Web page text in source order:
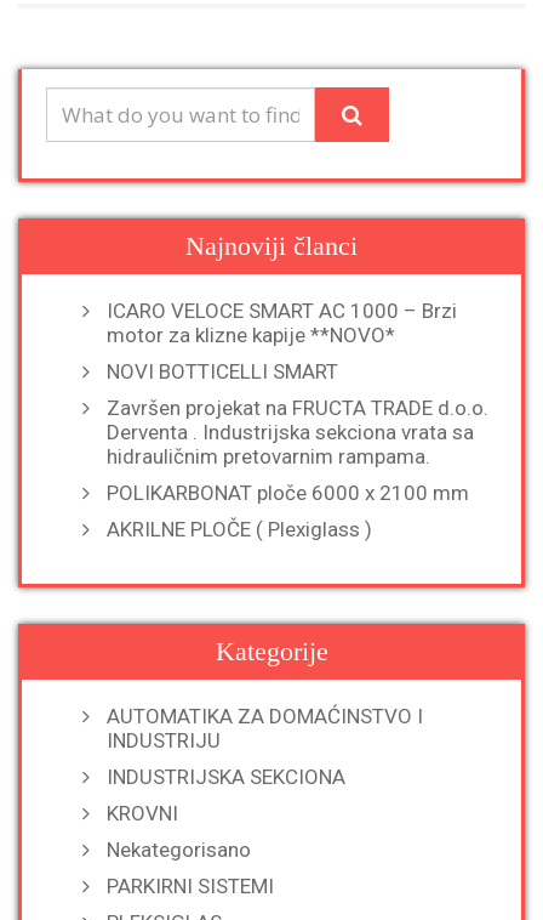
Najnoviji članci
ICARO VELOCE SMART AC 1000 – Brzi
motor za klizne kapije **NOVO*
NOVI BOTTICELLI SMART
Završen projekat na FRUCTA TRADE d.o.o.
Derventa . Industrijska sekciona vrata sa
hidrauličnim pretovarnim rampama.
POLIKARBONAT ploče 6000 x 2100 mm
AKRILNE PLOČE ( Plexiglass )
Kategorije
AUTOMATIKA ZA DOMAĆINSTVO I
INDUSTRIJU
INDUSTRIJSKA SEKCIONA
KROVNI
Nekategorisano
PARKIRNI SISTEMI